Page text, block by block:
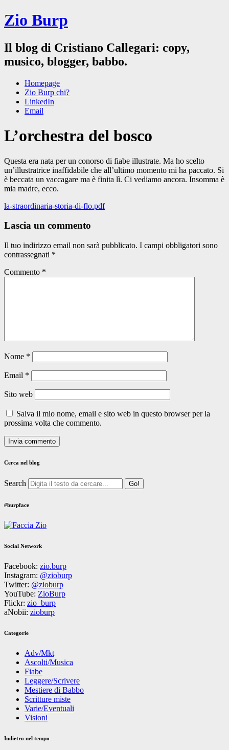
Zio Burp
Il blog di Cristiano Callegari: copy,
musico, blogger, babbo.
Homepage
Zio Burp chi?
LinkedIn
Email
L’orchestra del bosco
Questa era nata per un conorso di fiabe illustrate. Ma ho scelto
un’illustratrice inaffidabile che all’ultimo momento mi ha paccato. Si
è beccata un vaccagare ma è finita lì. Ci vediamo ancora. Insomma è
mia madre, ecco.
la-straordinaria-storia-di-flo.pdf
Lascia un commento
Il tuo indirizzo email non sarà pubblicato. I campi obbligatori sono
contrassegnati *
Commento *
Nome *
Email *
Sito web
Salva il mio nome, email e sito web in questo browser per la
prossima volta che commento.
Cerca nel blog
Search
#burpface
Social Network
Facebook: zio.burp
Instagram: @zioburp
Twitter: @zioburp
YouTube: ZioBurp
Flickr: zio_burp
aNobii: zioburp
Categorie
Adv/Mkt
Ascolti/Musica
Fiabe
Leggere/Scrivere
Mestiere di Babbo
Scritture miste
Varie/Eventuali
Visioni
Indietro nel tempo